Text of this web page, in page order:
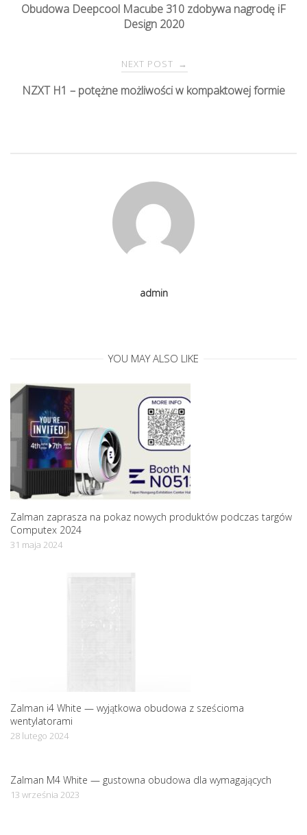
i
o
n
Obudowa Deepcool Macube 310 zdobywa nagrodę iF
Design 2020
NEXT POST →
NZXT H1 – potężne możliwości w kompaktowej formie
admin
YOU MAY ALSO LIKE
Zalman zaprasza na pokaz nowych produktów podczas targów
Computex 2024
31 maja 2024
Zalman i4 White — wyjątkowa obudowa z sześcioma
wentylatorami
28 lutego 2024
Zalman M4 White — gustowna obudowa dla wymagających
13 września 2023